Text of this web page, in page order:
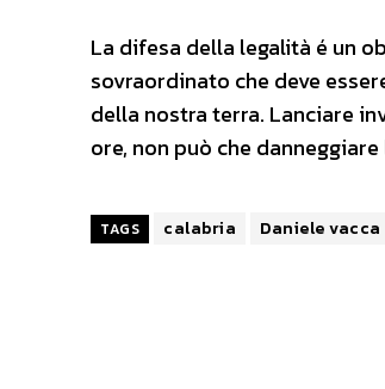
La difesa della legalità é un
sovraordinato che deve
della nostra terra. Lanciare
ore, non può che
TAGS calabria Daniele vacca